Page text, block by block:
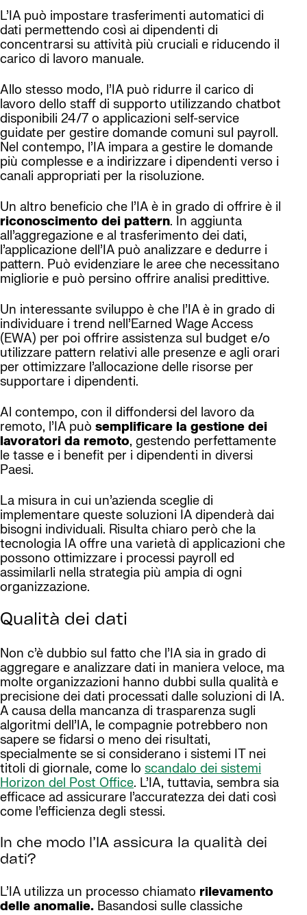
L’IA può impostare trasferimenti automatici di
dati permettendo così ai dipendenti di
concentrarsi su attività più cruciali e riducendo il
carico di lavoro manuale.
Allo stesso modo, l’IA può ridurre il carico di
lavoro dello staff di supporto utilizzando chatbot
disponibili 24/7 o applicazioni self-service
guidate per gestire domande comuni sul payroll.
Nel contempo, l’IA impara a gestire le domande
più complesse e a indirizzare i dipendenti verso i
canali appropriati per la risoluzione.
Un altro beneficio che l’IA è in grado di offrire è il
riconoscimento dei pattern. In aggiunta
all’aggregazione e al trasferimento dei dati,
l’applicazione dell’IA può analizzare e dedurre i
pattern. Può evidenziare le aree che necessitano
migliorie e può persino offrire analisi predittive.
Un interessante sviluppo è che l’IA è in grado di
individuare i trend nell’Earned Wage Access
(EWA) per poi offrire assistenza sul budget e/o
utilizzare pattern relativi alle presenze e agli orari
per ottimizzare l’allocazione delle risorse per
supportare i dipendenti.
Al contempo, con il diffondersi del lavoro da
remoto, l’IA può semplificare la gestione dei
lavoratori da remoto, gestendo perfettamente
le tasse e i benefit per i dipendenti in diversi
Paesi.
La misura in cui un’azienda sceglie di
implementare queste soluzioni IA dipenderà dai
bisogni individuali. Risulta chiaro però che la
tecnologia IA offre una varietà di applicazioni che
possono ottimizzare i processi payroll ed
assimilarli nella strategia più ampia di ogni
organizzazione.
Qualità dei dati
Non c’è dubbio sul fatto che l’IA sia in grado di
aggregare e analizzare dati in maniera veloce, ma
molte organizzazioni hanno dubbi sulla qualità e
precisione dei dati processati dalle soluzioni di IA.
A causa della mancanza di trasparenza sugli
algoritmi dell’IA, le compagnie potrebbero non
sapere se fidarsi o meno dei risultati,
specialmente se si considerano i sistemi IT nei
titoli di giornale, come lo scandalo dei sistemi
Horizon del Post Office. L’IA, tuttavia, sembra sia
efficace ad assicurare l’accuratezza dei dati così
come l’efficienza degli stessi.
In che modo l’IA assicura la qualità dei
dati?
L’IA utilizza un processo chiamato rilevamento
delle anomalie. Basandosi sulle classiche